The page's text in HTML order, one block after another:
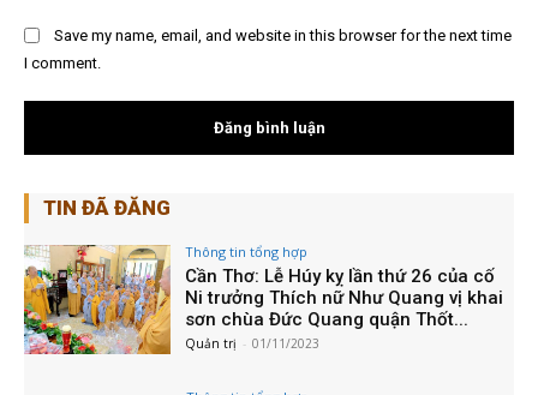
Save my name, email, and website in this browser for the next time
I comment.
TIN ĐÃ ĐĂNG
Thông tin tổng hợp
Cần Thơ: Lễ Húy kỵ lần thứ 26 của cố
Ni trưởng Thích nữ Như Quang vị khai
sơn chùa Đức Quang quận Thốt...
Quản trị - 01/11/2023